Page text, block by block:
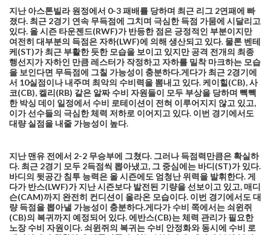
지난 아스톤빌라 원정에서 0-3 패배를 당하며 최근 리그 2연패에 빠
졌다. 최근 2경기 연속 무득점에 그치며 극심한 득점 가뭄에 시달리고
있다. 올 시즌 타운젠드(RWF)가 반등한 점은 긍정적인 부분이지만
여전히 대부분의 득점은 자하(LWF)에 의해 생산되고 있다. 물론 벤테
케(ST)가 최근 부활한 듯한 모습을 보이고 있지만 공격 전개의 최종
행선지가 자하인 만큼 레스터가 작정하고 자하를 밀착 마크하는 모습
을 보인다면 무득점에 그칠 가능성이 충분하다.게다가 최근 2경기에
서 10실점이나 내주며 최악의 수비력을 뽐내고 있다. 케이힐(CB), 사
코(CB), 켈리(RB) 같은 알짜 수비 자원들이 모두 부상을 당하며 빽빽
한 박싱 데이 일정에서 수비 로테이션이 전혀 이루어지지 않고 있고,
이가 선수들의 극심한 체력 저하로 이어지고 있다. 이번 경기에서도
대량 실점을 내줄 가능성이 높다.
지난 맨유 전에서 2-2 무승부에 그쳤다. 그러나 득점력만큼은 확실하
다. 최근 2경기 모두 2득점씩 뽑아냈고, 그 중심에는 바디(ST)가 있다.
바디의 뒷공간 침투 능력은 올 시즌에도 엄청난 위력을 발휘한다. 게
다가 반스(LWF)가 지난 시즌보다 발전된 기량을 선보이고 있고, 매디
슨(CAM)까지 완전히 컨디션이 올라온 모습이다. 이번 경기에서도 대
량 득점을 뽑아낼 가능성이 충분하다.게다가 수비 쪽에서는 쇠윈쥐
(CB)의 복귀까지 예정되어 있다. 에반스(CB)는 체력 관리가 필요한
노장 수비 자원이다. 쇠윈쥐의 복귀는 수비 안정화와 동시에 수비 로